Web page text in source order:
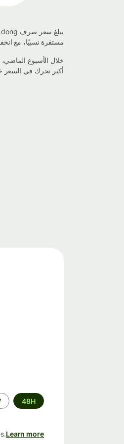
مستقرة نسبيًا، مع انخفاض بنسبة -0.537%
أكبر تحرك في السعر خلال 24 ساعة في 02-08-2026، مع انخفاض في
الفترة
الزمنية
48H
Learn more